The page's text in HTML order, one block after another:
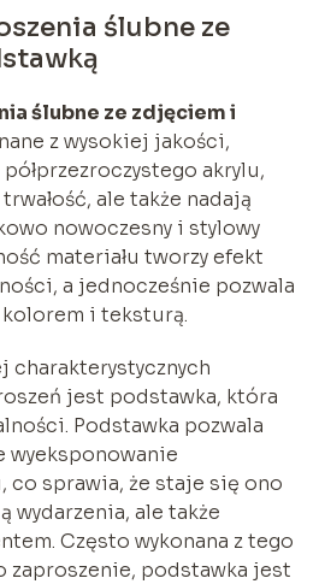
ślubne ze
ślubne ze zdjęciem i
z wysokiej jakości,
akrylu,
ale także nadają
nowoczesny i stylowy
materiału tworzy efekt
a jednocześnie pozwala
kolorem i teksturą.
charakterystycznych
jest podstawka, która
Podstawka pozwala
wyeksponowanie
co sprawia, że staje się ono
wydarzenia, ale także
Często wykonana z tego
zaproszenie, podstawka jest